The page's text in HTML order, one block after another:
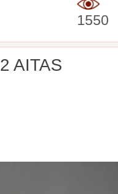
1550
AITAS